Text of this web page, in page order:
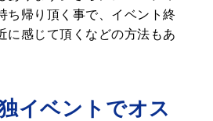
ち帰り頂く事で、イベント終
に感じて頂くなどの方法もあ
イベントでオス